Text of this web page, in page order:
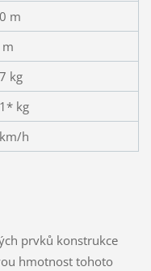
m
kg
kg
h
prvků konstrukce
hmotnost tohoto